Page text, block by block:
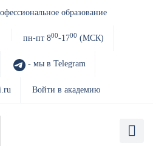
образование
пн-пт 800-1700 (МСК)
- мы в Telegram
Войти в академию